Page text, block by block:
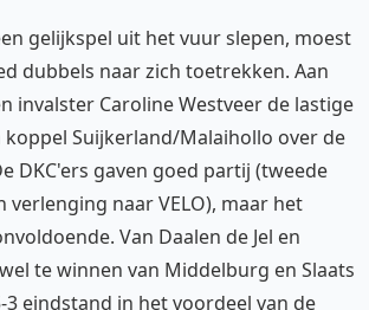
gelijkspel uit het vuur slepen, moest
dubbels naar zich toetrekken. Aan
invalster Caroline Westveer de lastige
Suijkerland/Malaihollo over de
DKC'ers gaven goed partij (tweede
verlenging naar VELO), maar het
Van Daalen de Jel en
te winnen van Middelburg en Slaats
3 eindstand in het voordeel van de